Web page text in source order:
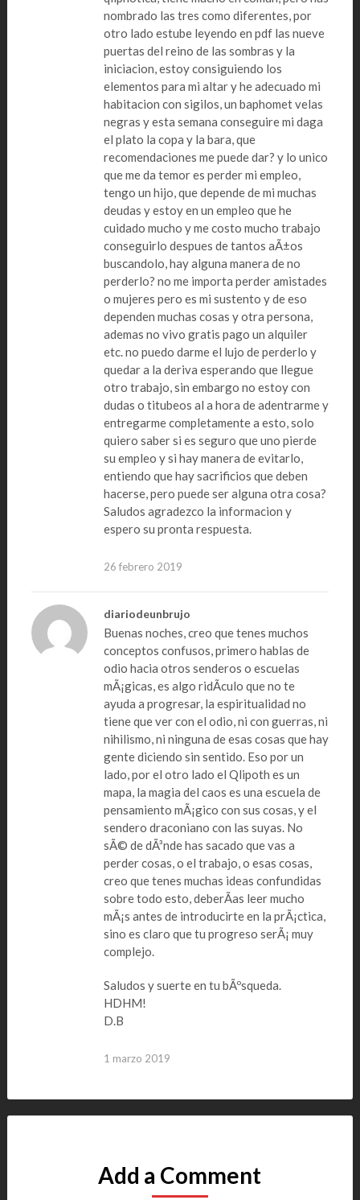
nombrado las tres como diferentes, por
otro lado estube leyendo en pdf las nueve
puertas del reino de las sombras y la
iniciacion, estoy consiguiendo los
elementos para mi altar y he adecuado mi
habitacion con sigilos, un baphomet velas
negras y esta semana conseguire mi daga
el plato la copa y la bara, que
recomendaciones me puede dar? y lo unico
que me da temor es perder mi empleo,
tengo un hijo, que depende de mi muchas
deudas y estoy en un empleo que he
cuidado mucho y me costo mucho trabajo
conseguirlo despues de tantos aÃ±os
buscandolo, hay alguna manera de no
perderlo? no me importa perder amistades
o mujeres pero es mi sustento y de eso
dependen muchas cosas y otra persona,
ademas no vivo gratis pago un alquiler
etc. no puedo darme el lujo de perderlo y
quedar a la deriva esperando que llegue
otro trabajo, sin embargo no estoy con
dudas o titubeos al a hora de adentrarme y
entregarme completamente a esto, solo
quiero saber si es seguro que uno pierde
su empleo y si hay manera de evitarlo,
entiendo que hay sacrificios que deben
hacerse, pero puede ser alguna otra cosa?
Saludos agradezco la informacion y
espero su pronta respuesta.
26 febrero 2019
diariodeunbrujo
Buenas noches, creo que tenes muchos
conceptos confusos, primero hablas de
odio hacia otros senderos o escuelas
mÃ¡gicas, es algo ridÃ­culo que no te
ayuda a progresar, la espiritualidad no
tiene que ver con el odio, ni con guerras, ni
nihilismo, ni ninguna de esas cosas que hay
gente diciendo sin sentido. Eso por un
lado, por el otro lado el Qlipoth es un
mapa, la magia del caos es una escuela de
pensamiento mÃ¡gico con sus cosas, y el
sendero draconiano con las suyas. No
sÃ© de dÃ³nde has sacado que vas a
perder cosas, o el trabajo, o esas cosas,
creo que tenes muchas ideas confundidas
sobre todo esto, deberÃ­as leer mucho
mÃ¡s antes de introducirte en la prÃ¡ctica,
sino es claro que tu progreso serÃ¡ muy
complejo.
Saludos y suerte en tu bÃºsqueda.
HDHM!
D.B
1 marzo 2019
Add a Comment